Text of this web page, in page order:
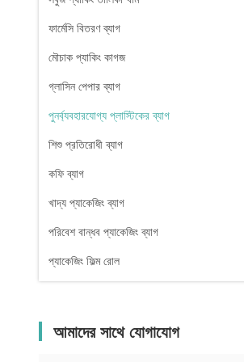
ফার্মেসি বিতরণ ব্যাগ
মৌচাক প্যাকিং কাগজ
গ্লাসিন পেপার ব্যাগ
পুনর্ব্যবহারযোগ্য প্লাস্টিকের ব্যাগ
শিশু প্রতিরোধী ব্যাগ
কফি ব্যাগ
খাদ্য প্যাকেজিং ব্যাগ
পরিবেশ বান্ধব প্যাকেজিং ব্যাগ
প্যাকেজিং ফিল্ম রোল
আমাদের সাথে যোগাযোগ